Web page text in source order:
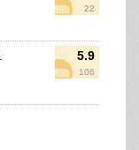
22
5.9
106